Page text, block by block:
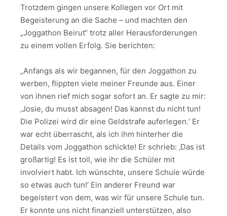
Trotzdem gingen unsere Kollegen vor Ort mit
Begeisterung an die Sache – und machten den
„Joggathon Beirut“ trotz aller Herausforderungen
zu einem vollen Erfolg. Sie berichten:
„Anfangs als wir begannen, für den Joggathon zu
werben, flippten viele meiner Freunde aus. Einer
von ihnen rief mich sogar sofort an. Er sagte zu mir:
‚Josie, du musst absagen! Das kannst du nicht tun!
Die Polizei wird dir eine Geldstrafe auferlegen.‘ Er
war echt überrascht, als ich ihm hinterher die
Details vom Joggathon schickte! Er schrieb: ‚Das ist
großartig! Es ist toll, wie ihr die Schüler mit
involviert habt. Ich wünschte, unsere Schule würde
so etwas auch tun!‘ Ein anderer Freund war
begeistert von dem, was wir für unsere Schule tun.
Er konnte uns nicht finanziell unterstützen, also